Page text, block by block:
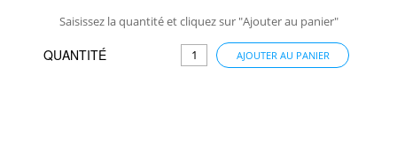
Saisissez la quantité et cliquez sur "Ajouter au panier"
QUANTITÉ AJOUTER AU PANIER